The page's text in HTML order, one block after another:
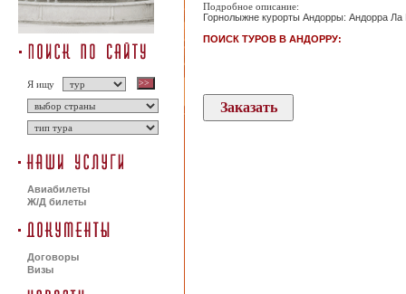
Я ищу
Авиабилеты
Ж/Д билеты
Договоры
Визы
Подробное описание:
Горнолыжне курорты Андорры: Андорра
ПОИСК ТУРОВ В АНДОРРУ: